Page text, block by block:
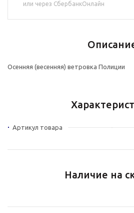
или через СбербанкОнлайн
Осенняя (весенняя) ветровка Полиции
Артикул товара
Наличие на